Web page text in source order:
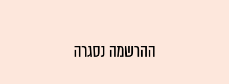
ההרשמה נסגרה